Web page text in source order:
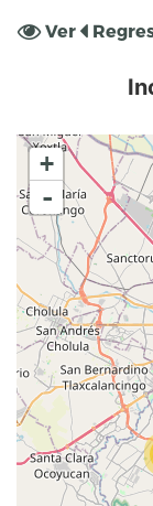
Solapas
Ver (solapa
+
-